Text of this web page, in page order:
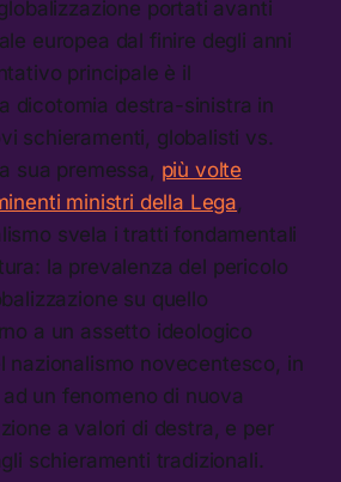
portati avanti
europea dal finire degli anni
principale è il
dicotomia destra-sinistra in
schieramenti, globalisti vs.
sua premessa, più volte
ministri della Lega,
svela i tratti fondamentali
la prevalenza del pericolo
su quello
a un assetto ideologico
nazionalismo novecentesco, in
un fenomeno di nuova
a valori di destra, e per
schieramenti tradizionali.